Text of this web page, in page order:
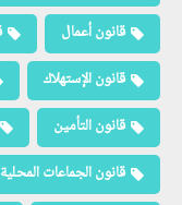
قانون أعمال
قانون الإستهلاك
قانون التأمين
قانون الجماعات المحلية